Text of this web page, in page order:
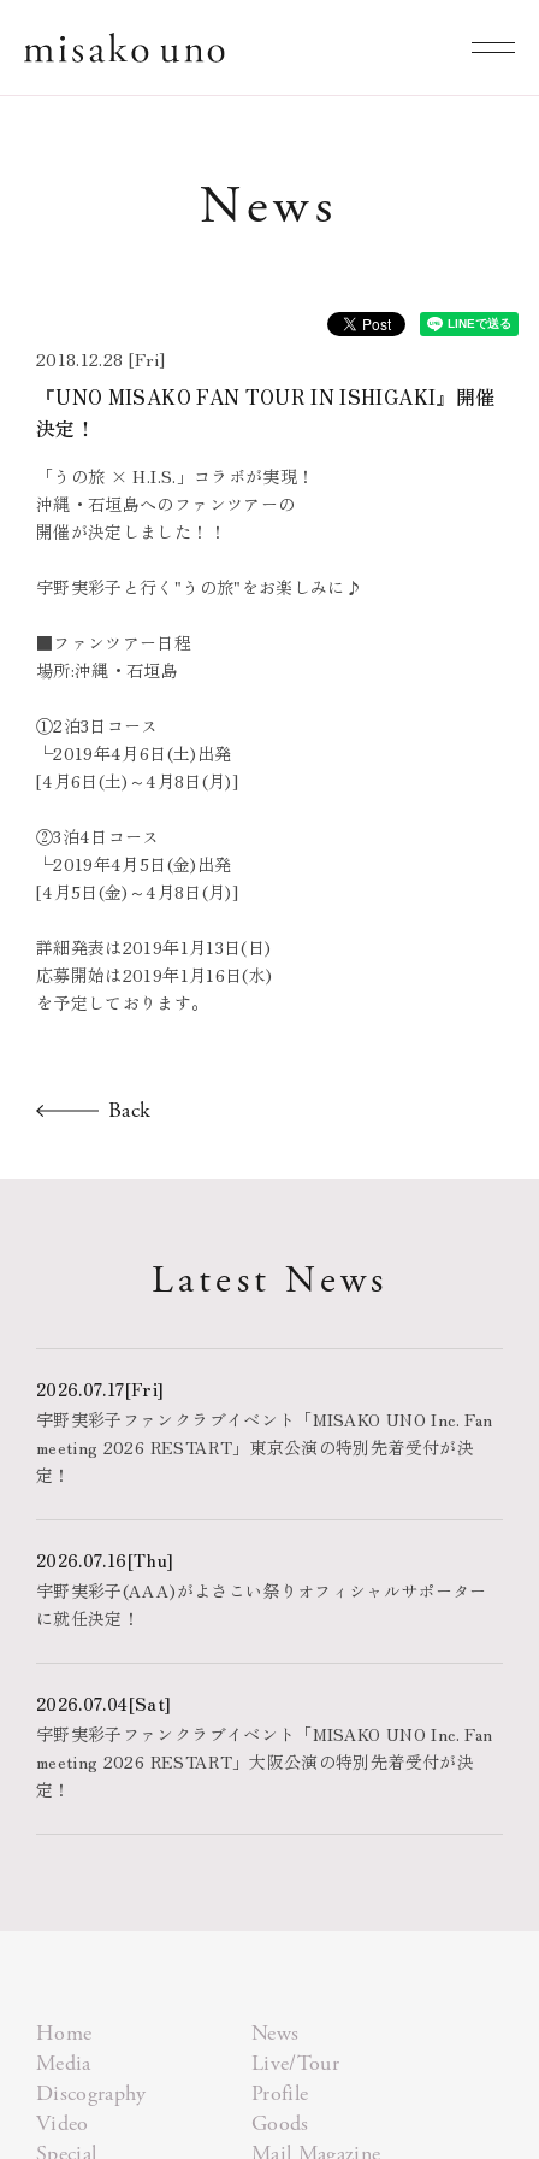
News
2018.12.28 [Fri]
『UNO MISAKO FAN TOUR IN ISHIGAKI』開催
決定！
「うの旅 × H.I.S.」コラボが実現！
沖縄・石垣島へのファンツアーの
開催が決定しました！！
宇野実彩子と行く"うの旅"をお楽しみに♪
■ファンツアー日程
場所:沖縄・石垣島
①2泊3日コース
└2019年4月6日(土)出発
[4月6日(土)～4月8日(月)]
②3泊4日コース
└2019年4月5日(金)出発
[4月5日(金)～4月8日(月)]
詳細発表は2019年1月13日(日)
応募開始は2019年1月16日(水)
を予定しております。
Back
Latest News
2026.07.17[Fri]
宇野実彩子ファンクラブイベント「MISAKO UNO Inc. Fan
meeting 2026 RESTART」東京公演の特別先着受付が決
定！
2026.07.16[Thu]
宇野実彩子(AAA)がよさこい祭りオフィシャルサポーター
に就任決定！
2026.07.04[Sat]
宇野実彩子ファンクラブイベント「MISAKO UNO Inc. Fan
meeting 2026 RESTART」大阪公演の特別先着受付が決
定！
Home
News
Media
Live/Tour
Discography
Profile
Video
Goods